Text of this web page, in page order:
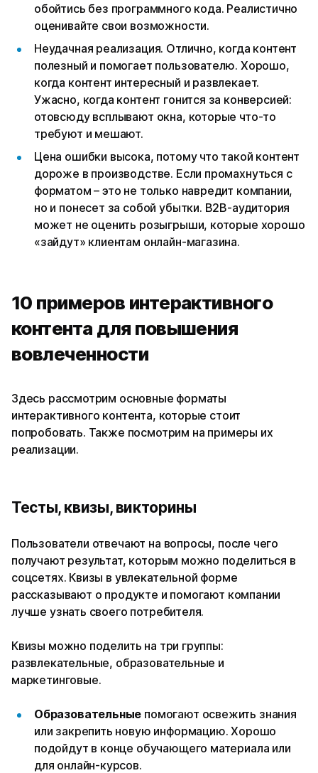
обойтись без программного кода. Реалистично
оценивайте свои возможности.
Неудачная реализация. Отлично, когда контент
полезный и помогает пользователю. Хорошо,
когда контент интересный и развлекает.
Ужасно, когда контент гонится за конверсией:
отовсюду всплывают окна, которые что-то
требуют и мешают.
Цена ошибки высока, потому что такой контент
дороже в производстве. Если промахнуться с
форматом – это не только навредит компании,
но и понесет за собой убытки. B2B-аудитория
может не оценить розыгрыши, которые хорошо
«зайдут» клиентам онлайн-магазина.
10 примеров интерактивного
контента для повышения
вовлеченности
Здесь рассмотрим основные форматы
интерактивного контента, которые стоит
попробовать. Также посмотрим на примеры их
реализации.
Тесты, квизы, викторины
Пользователи отвечают на вопросы, после чего
получают результат, которым можно поделиться в
соцсетях. Квизы в увлекательной форме
рассказывают о продукте и помогают компании
лучше узнать своего потребителя.
Квизы можно поделить на три группы:
развлекательные, образовательные и
маркетинговые.
Образовательные помогают освежить знания
или закрепить новую информацию. Хорошо
подойдут в конце обучающего материала или
для онлайн-курсов.